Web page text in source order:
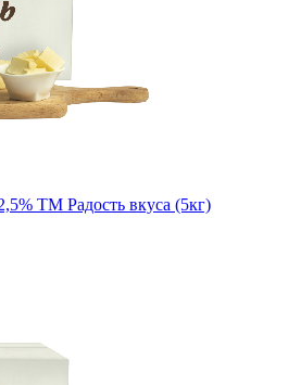
TM Радость вкуса (5кг)